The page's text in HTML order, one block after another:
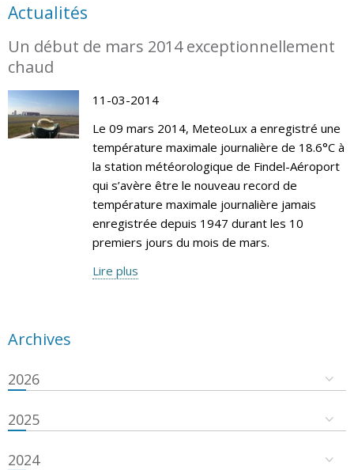
Actualités
Un début de mars 2014 exceptionnellement
chaud
11-03-2014
Le 09 mars 2014, MeteoLux a enregistré une
température maximale journalière de 18.6°C à
la station météorologique de Findel-Aéroport
qui s’avère être le nouveau record de
température maximale journalière jamais
enregistrée depuis 1947 durant les 10
premiers jours du mois de mars.
Lire plus
Archives
2026
2025
2024